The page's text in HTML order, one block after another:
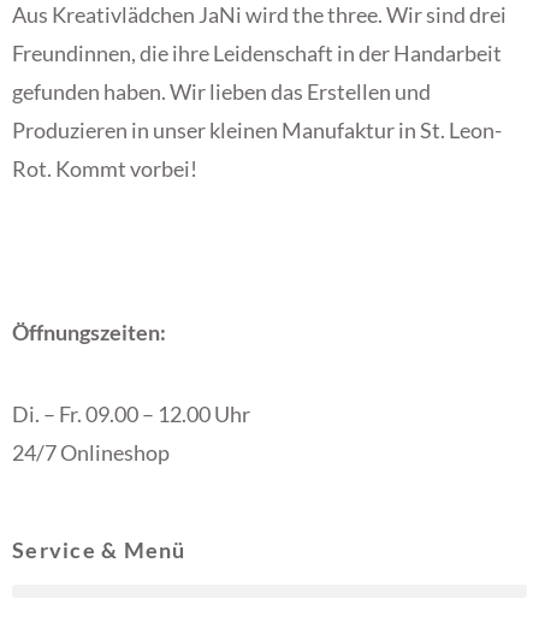
Aus Kreativlädchen JaNi wird the three. Wir sind drei
Freundinnen, die ihre Leidenschaft in der Handarbeit
gefunden haben. Wir lieben das Erstellen und
Produzieren in unser kleinen Manufaktur in St. Leon-
Rot. Kommt vorbei!
Öffnungszeiten:
Di. – Fr. 09.00 – 12.00 Uhr
24/7 Onlineshop
Service & Menü